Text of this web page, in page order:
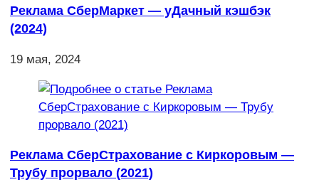
Реклама СберМаркет — уДачный кэшбэк
(2024)
19 мая, 2024
Реклама СберСтрахование с Киркоровым —
Трубу прорвало (2021)